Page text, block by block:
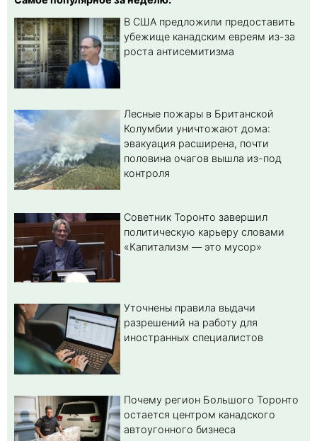
В США предложили предоставить
убежище канадским евреям из-за
роста антисемитизма
Лесные пожары в Британской
Колумбии уничтожают дома:
эвакуация расширена, почти
половина очагов вышла из-под
контроля
Советник Торонто завершил
политическую карьеру словами
«Капитализм — это мусор»
Уточнены правила выдачи
разрешений на работу для
иностранных специалистов
Почему регион Большого Торонто
остается центром канадского
автоугонного бизнеса